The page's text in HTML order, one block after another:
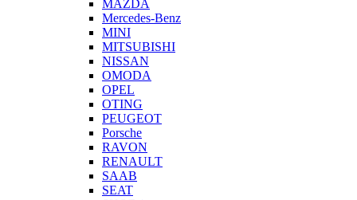
MAZDA
Mercedes-Benz
MINI
MITSUBISHI
NISSAN
OMODA
OPEL
OTING
PEUGEOT
Porsche
RAVON
RENAULT
SAAB
SEAT